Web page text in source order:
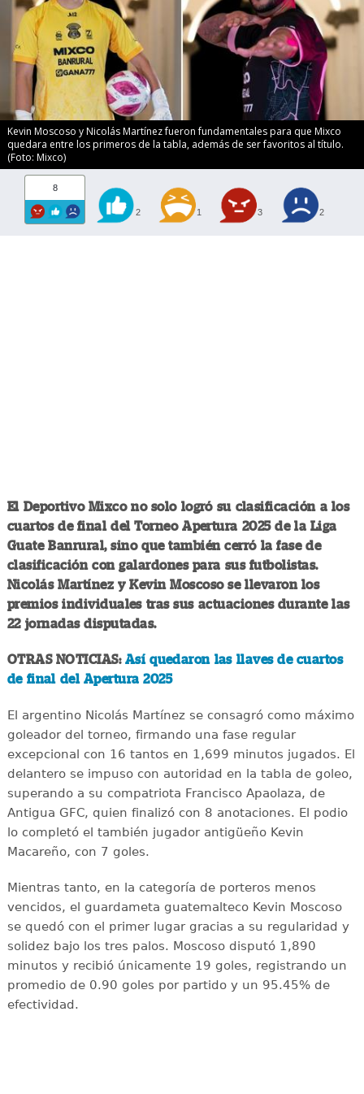
Kevin Moscoso y Nicolás Martínez fueron fundamentales para que Mixco
quedara entre los primeros de la tabla, además de ser favoritos al título.
(Foto: Mixco)
8
2 1 3 2
El Deportivo Mixco no solo logró su clasificación a los
cuartos de final del Torneo Apertura 2025 de la Liga
Guate Banrural, sino que también cerró la fase de
clasificación con galardones para sus futbolistas.
Nicolás Martínez y Kevin Moscoso se llevaron los
premios individuales tras sus actuaciones durante las
22 jornadas disputadas.
OTRAS NOTICIAS: Así quedaron las llaves de cuartos
de final del Apertura 2025
El argentino Nicolás Martínez se consagró como máximo
goleador del torneo, firmando una fase regular
excepcional con 16 tantos en 1,699 minutos jugados. El
delantero se impuso con autoridad en la tabla de goleo,
superando a su compatriota Francisco Apaolaza, de
Antigua GFC, quien finalizó con 8 anotaciones. El podio
lo completó el también jugador antigüeño Kevin
Macareño, con 7 goles.
Mientras tanto, en la categoría de porteros menos
vencidos, el guardameta guatemalteco Kevin Moscoso
se quedó con el primer lugar gracias a su regularidad y
solidez bajo los tres palos. Moscoso disputó 1,890
minutos y recibió únicamente 19 goles, registrando un
promedio de 0.90 goles por partido y un 95.45% de
efectividad.